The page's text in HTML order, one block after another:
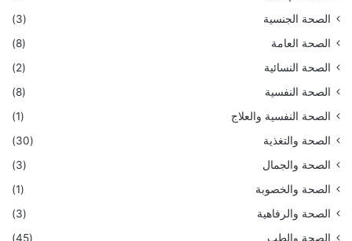
الصحة الجنسية
(3)
الصحة العامة
(8)
الصحة النسائية
(2)
الصحة النفسية
(8)
الصحة النفسية والعلاج
(1)
الصحة والتغذية
(30)
الصحة والجمال
(3)
الصحة والخصوبة
(1)
الصحة والرفاهية
(3)
الصحة والطب
(45)